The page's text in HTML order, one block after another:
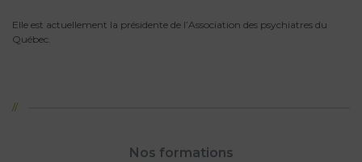
Elle est actuellement la présidente de l’Association des psychiatres du
Québec.
Nos formations